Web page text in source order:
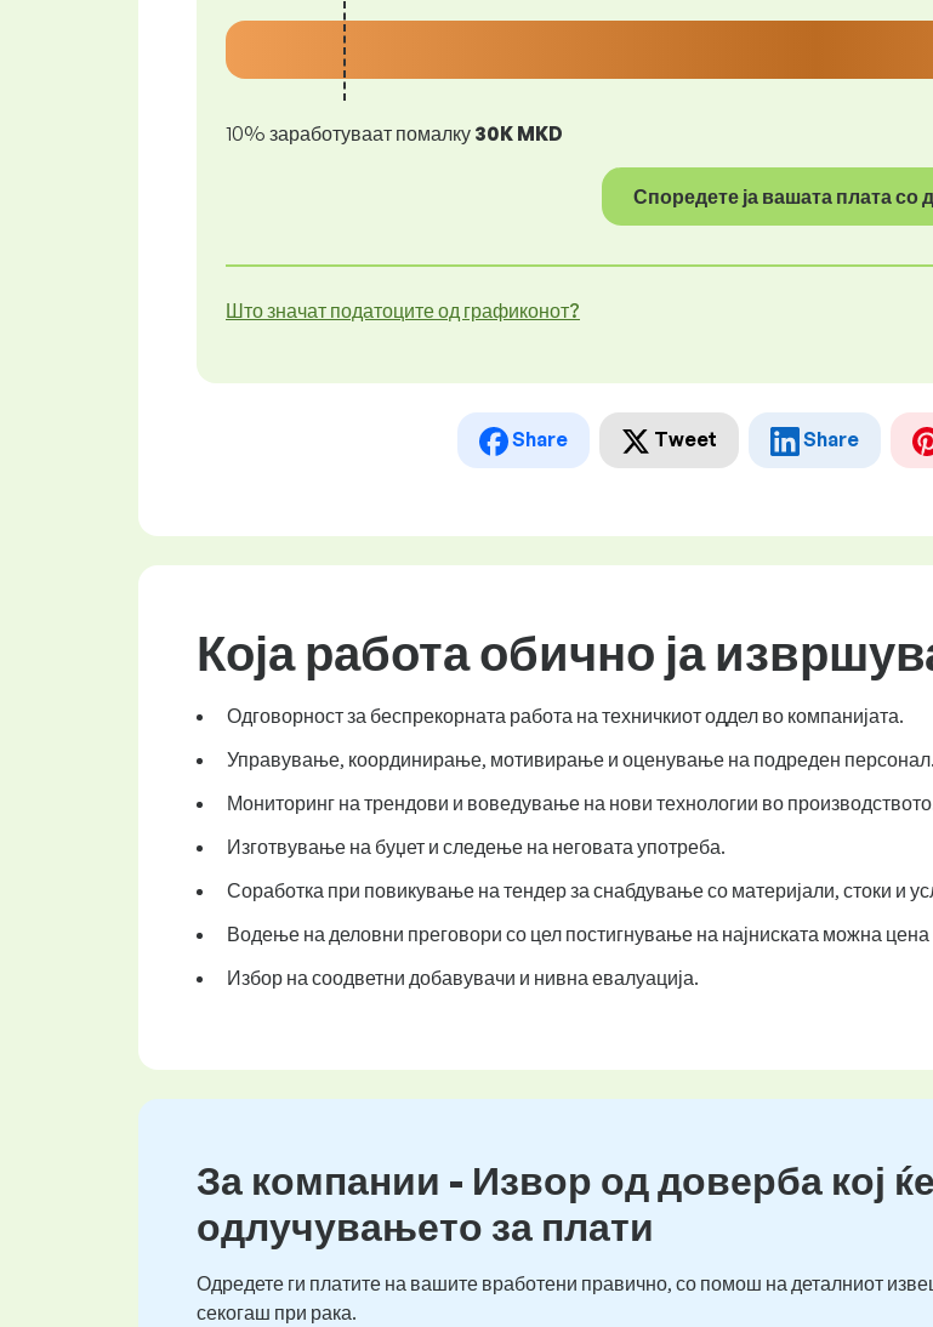
10% заработуваат помалку 30K MKD
Споредете ја вашата плата со
Што значат податоците од графиконот?
Share Tweet Share
Која работа обично ја
Одговорност за беспрекорната работа на техничкиот оддел во компанијата.
Управување, координирање, мотивирање и оценување на подреден персонал.
Мониторинг на трендови и воведување на нови технологии во
Изготвување на буџет и следење на неговата употреба.
Соработка при повикување на тендер за снабдување со материјали, стоки и
Водење на деловни преговори со цел постигнување на најниската можна цена
Избор на соодветни добавувачи и нивна евалуација.
За компании - Извор од доверба кој
одлучувањето за плати
Одредете ги платите на вашите вработени правично, со помош на деталниот
секогаш при рака.